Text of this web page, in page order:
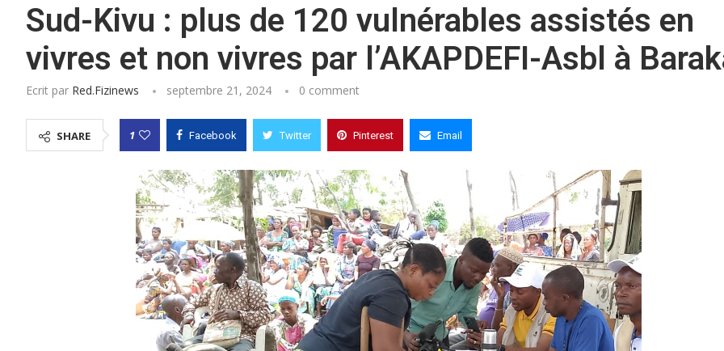
Sud-Kivu : plus de 120 vulnérables assistés en
vivres et non vivres par l’AKAPDEFI-Asbl à
Ecrit par Red.fizinews septembre 21, 2024 0 comment
SHARE 1 Facebook Twitter Pinterest Email